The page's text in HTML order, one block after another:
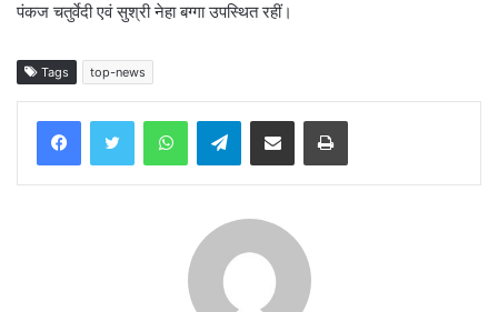
पंकज चतुर्वेदी एवं सुश्री नेहा बग्गा उपस्थित रहीं।
Tags top-news
WhatsAppTelegramShare via Email Print